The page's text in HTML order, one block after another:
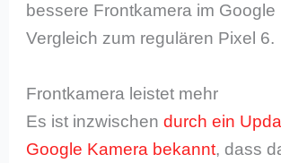
bessere Frontkamera im Google
Vergleich zum regulären Pixel 6.
Frontkamera leistet mehr
Es ist inzwischendurch ein
Google Kamera bekannt, dass